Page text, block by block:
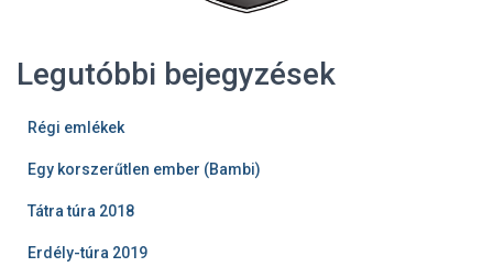
Legutóbbi bejegyzések
Régi emlékek
Egy korszerűtlen ember (Bambi)
Tátra túra 2018
Erdély-túra 2019